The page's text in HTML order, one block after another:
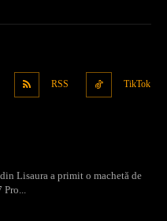
RSS TikTok
Lisaura a primit o machetă de
Pro...